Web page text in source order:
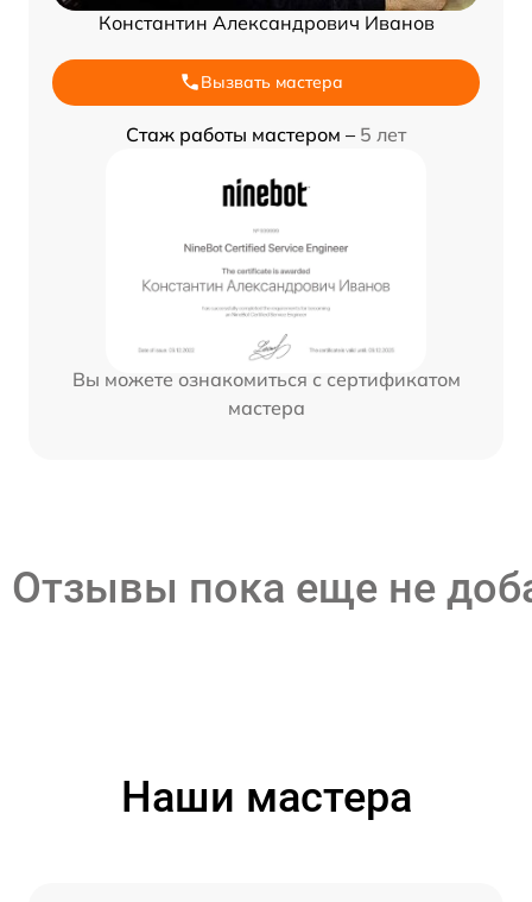
Константин Александрович Иванов
Вызвать мастера
Стаж работы мастером – 5 лет
Вы можете ознакомиться с сертификатом
мастера
Отзывы пока еще не
Наши мастера